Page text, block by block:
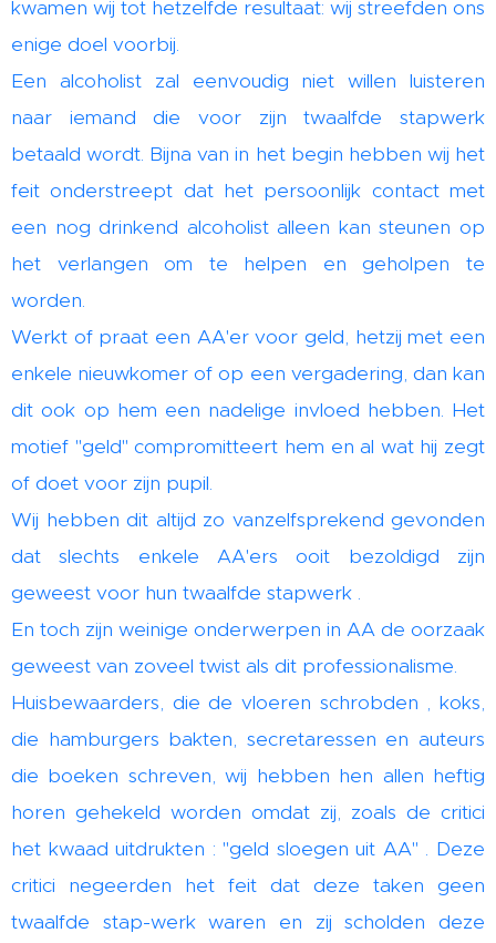
kwamen wij tot hetzelfde resultaat: wij streefden ons
enige doel voorbij.
Een alcoholist zal eenvoudig niet willen luisteren
naar iemand die voor zijn twaalfde stapwerk
betaald wordt. Bijna van in het begin hebben wij het
feit onderstreept dat het persoonlijk contact met
een nog drinkend alcoholist alleen kan steunen op
het verlangen om te helpen en geholpen te
worden.
Werkt of praat een AA'er voor geld, hetzij met een
enkele nieuwkomer of op een vergadering, dan kan
dit ook op hem een nadelige invloed hebben. Het
motief "geld" compromitteert hem en al wat hij zegt
of doet voor zijn pupil.
Wij hebben dit altijd zo vanzelfsprekend gevonden
dat slechts enkele AA'ers ooit bezoldigd zijn
geweest voor hun twaalfde stapwerk .
En toch zijn weinige onderwerpen in AA de oorzaak
geweest van zoveel twist als dit professionalisme.
Huisbewaarders, die de vloeren schrobden , koks,
die hamburgers bakten, secretaressen en auteurs
die boeken schreven, wij hebben hen allen heftig
horen gehekeld worden omdat zij, zoals de critici
het kwaad uitdrukten : "geld sloegen uit AA" . Deze
critici negeerden het feit dat deze taken geen
twaalfde stap-werk waren en zij scholden deze